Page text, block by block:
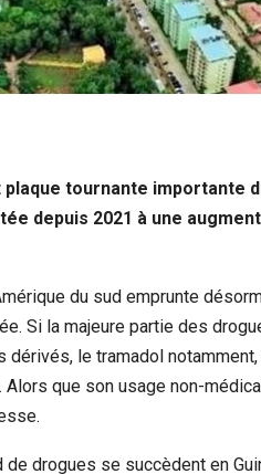
plaque tournante importante
depuis 2021 à une
du sud emprunte
Si la majeure partie des
le tramadol
que son usage non-
drogues se succèdent en